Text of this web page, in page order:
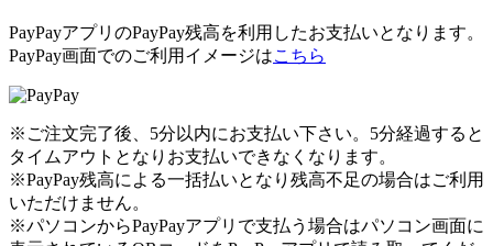
PayPayアプリのPayPay残高を利用したお支払いとなります。
PayPay画面でのご利用イメージはこちら
※ご注文完了後、5分以内にお支払い下さい。5分経過すると
タイムアウトとなりお支払いできなくなります。
※PayPay残高による一括払いとなり残高不足の場合はご利用
いただけません。
※パソコンからPayPayアプリで支払う場合はパソコン画面に